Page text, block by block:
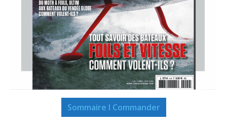
Sommaire I Commander